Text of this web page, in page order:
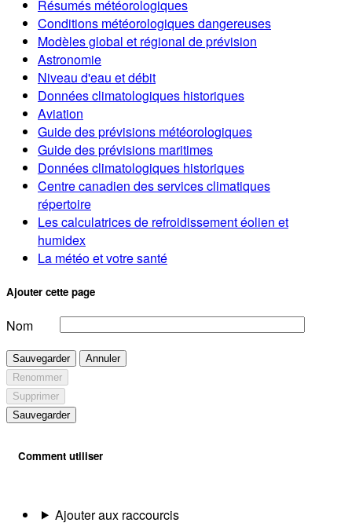
Résumés météorologiques
Conditions météorologiques dangereuses
Modèles global et régional de prévision
Astronomie
Niveau d'eau et débit
Données climatologiques historiques
Aviation
Guide des prévisions météorologiques
Guide des prévisions maritimes
Données climatologiques historiques
Centre canadien des services climatiques
répertoire
Les calculatrices de refroidissement éolien et
humidex
La météo et votre santé
Ajouter cette page
Nom
Sauvegarder
Annuler
Renommer
Supprimer
Sauvegarder
Comment utiliser
Ajouter aux raccourcis